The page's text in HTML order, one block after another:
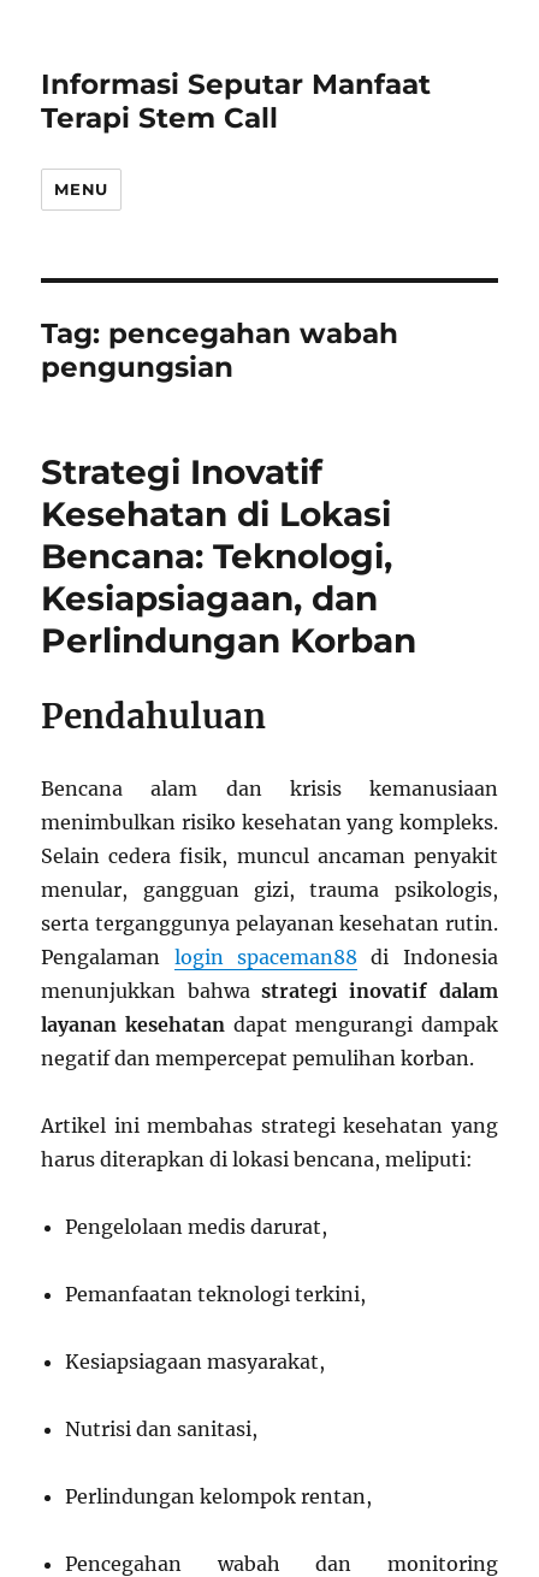
Informasi Seputar Manfaat
Terapi Stem Call
MENU
Tag: pencegahan wabah
pengungsian
Strategi Inovatif
Kesehatan di Lokasi
Bencana: Teknologi,
Kesiapsiagaan, dan
Perlindungan Korban
Pendahuluan
Bencana alam dan krisis kemanusiaan
menimbulkan risiko kesehatan yang kompleks.
Selain cedera fisik, muncul ancaman penyakit
menular, gangguan gizi, trauma psikologis,
serta terganggunya pelayanan kesehatan rutin.
Pengalaman login spaceman88 di Indonesia
menunjukkan bahwa strategi inovatif dalam
layanan kesehatandapat mengurangi dampak
negatif dan mempercepat pemulihan korban.
Artikel ini membahas strategi kesehatan yang
harus diterapkan di lokasi bencana, meliputi:
Pengelolaan medis darurat,
Pemanfaatan teknologi terkini,
Kesiapsiagaan masyarakat,
Nutrisi dan sanitasi,
Perlindungan kelompok rentan,
Pencegahan wabah dan monitoring